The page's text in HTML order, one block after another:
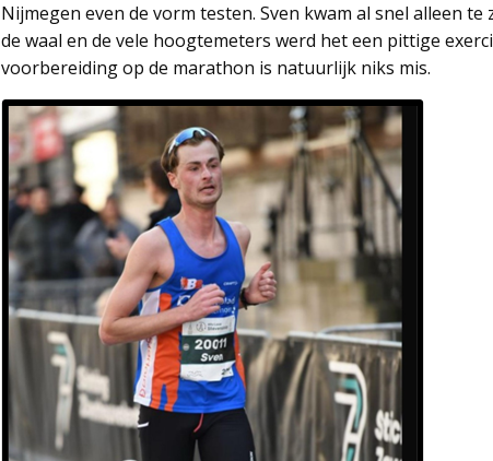
Nijmegen even de vorm testen. Sven kwam al snel alleen
de waal en de vele hoogtemeters werd het een pittige
voorbereiding op de marathon is natuurlijk niks mis.